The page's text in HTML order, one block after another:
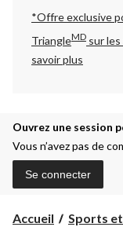
*Offre exclusive
TriangleMD sur
savoir plus
Ouvrez une session
Vous n’avez pas de
Se connecter
Accueil Sports